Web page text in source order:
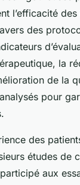
l’efficacité
des
la
de la
pour
des
études de
aux